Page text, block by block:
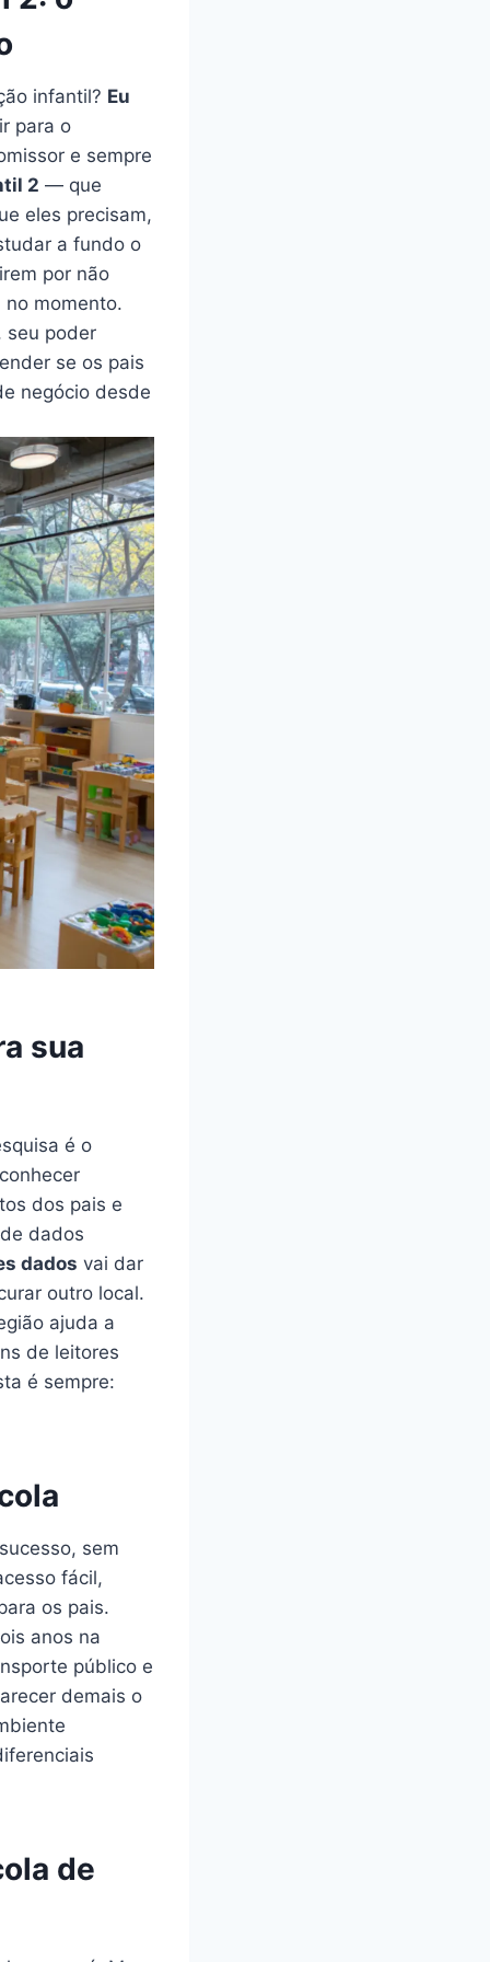
infantil? Eu
para o
e sempre
2 — que
eles precisam,
a fundo o
por não
momento.
seu poder
se os pais
negócio desde
sua
é o
dos pais e
dados
dados vai dar
outro local.
ajuda a
de leitores
é sempre:
sem
fácil,
os pais.
anos na
público e
demais o
de